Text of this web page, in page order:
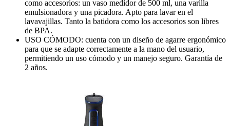
como accesorios: un vaso medidor de 500 ml, una varilla
emulsionadora y una picadora. Apto para lavar en el
lavavajillas. Tanto la batidora como los accesorios son libres
de BPA.
USO CÓMODO: cuenta con un diseño de agarre ergonómico
para que se adapte correctamente a la mano del usuario,
permitiendo un uso cómodo y un manejo seguro. Garantía de
2 años.